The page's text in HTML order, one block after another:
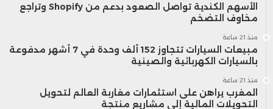
الأسهم الكندية تواصل الصعود بدعم من Shopify وتراجع
مخاوف التضخم
منذ 21 ساعة
مبيعات السيارات تتجاوز 152 ألف وحدة في 7 أشهر مدفوعة
بالسيارات الكهربائية والصينية
منذ 21 ساعة
المغرب يراهن على استثمارات مغاربة العالم لتحويل
التحويلات المالية إلى مشاريع منتجة